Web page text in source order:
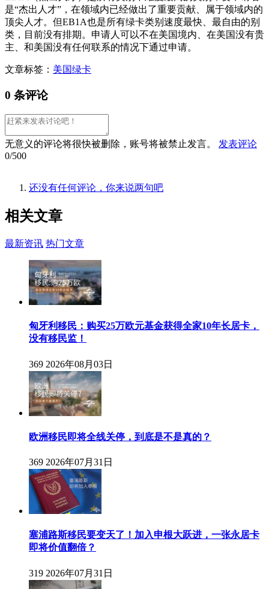
是“杰出人才”，在领域内已经做出了重要贡献、属于领域内的
顶尖人才。但EB1A也是所有绿卡类别速度最快、最自由的别
类，目前没有排期。申请人可以不在美国境内、在美国没有贵
主、和美国没有任何联系的情况下通过申请。
文章标签： 美国绿卡
0 条评论
无意义的评论将很快被删除，账号将被禁止发言。
发表评论
0/500
还没有任何评论，你来说两句吧
相关文章
最新资讯 热门文章
匈牙利移民：购买25万欧元基金获得全家10年长居卡，
没有移民监！
369 2026年08月03日
欧洲移民即将全线关停，到底是不是真的？
369 2026年07月31日
塞浦路斯移民要变天了！加入申根大跃进，一张永居卡
即将价值翻倍？
319 2026年07月31日